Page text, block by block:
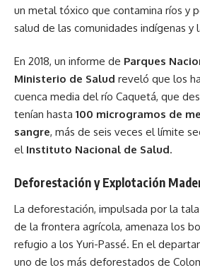
un metal tóxico que contamina ríos y
salud de las comunidades indígenas y
En 2018, un informe de Parques
Ministerio de Salud reveló que los
cuenca media del río Caquetá, que
tenían hasta 100 microgramos de
sangre, más de seis veces el límite
el Instituto Nacional de Salud.
Deforestación y Explotación
La deforestación, impulsada por la
de la frontera agrícola, amenaza los
refugio a los Yuri-Passé. En el
uno de los más deforestados de